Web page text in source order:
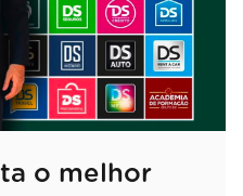
o melhor